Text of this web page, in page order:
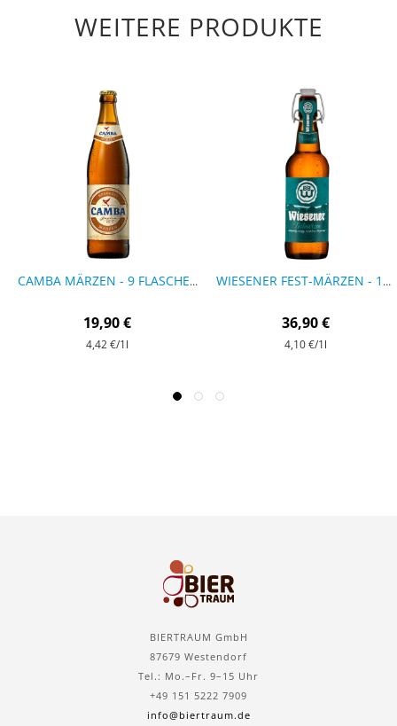
WEITERE PRODUKTE
CAMBA MÄRZEN - 9 FLASCHEN
19,90 €
4,42 €/1l
WIESENER FEST-MÄRZEN - 18 FLASCHEN
36,90 €
4,10 €/1l
BIERTRAUM GmbH
87679 Westendorf
Tel.: Mo.–Fr. 9–15 Uhr
+49 151 5222 7909
info@biertraum.de